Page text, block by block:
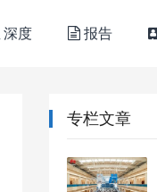
深度 报告
专栏文章